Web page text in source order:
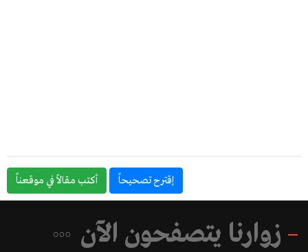
إقترح تصحيحاً أكتب مقالاً في موقعناً
زوارنا يتصفحون الآن